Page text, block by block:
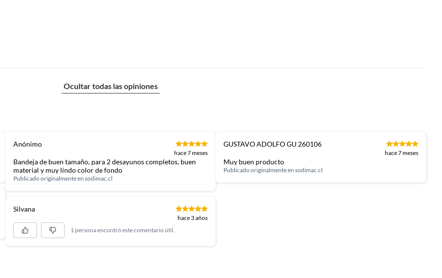
y paneras son una excelente opción para
Ocultar todas las opiniones
Anónimo
hace 7 meses
Bandeja de buen tamaño, para 2 desayunos completos, buen
material y muy lindo color de fondo
Publicado originalmente en sodimac.cl
Silvana
hace 3 años
1 persona encontró este comentario útil.
GUSTAVO ADOLFO GU 260106
hace 7 meses
Muy buen producto
Publicado originalmente ensodimac.cl